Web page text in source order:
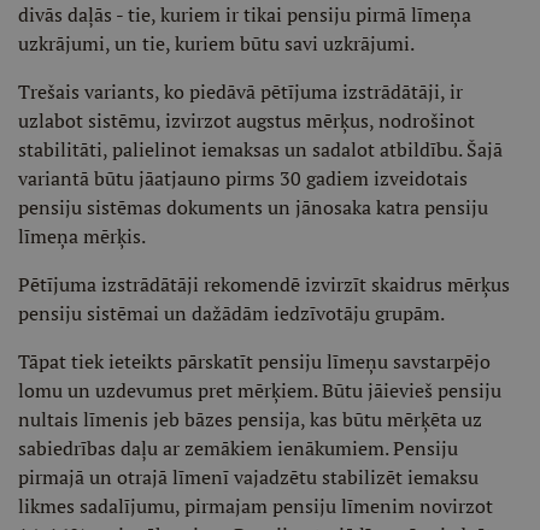
divās daļās - tie, kuriem ir tikai pensiju pirmā līmeņa
uzkrājumi, un tie, kuriem būtu savi uzkrājumi.
Trešais variants, ko piedāvā pētījuma izstrādātāji, ir
uzlabot sistēmu, izvirzot augstus mērķus, nodrošinot
stabilitāti, palielinot iemaksas un sadalot atbildību. Šajā
variantā būtu jāatjauno pirms 30 gadiem izveidotais
pensiju sistēmas dokuments un jānosaka katra pensiju
līmeņa mērķis.
Pētījuma izstrādātāji rekomendē izvirzīt skaidrus mērķus
pensiju sistēmai un dažādām iedzīvotāju grupām.
Tāpat tiek ieteikts pārskatīt pensiju līmeņu savstarpējo
lomu un uzdevumus pret mērķiem. Būtu jāievieš pensiju
nultais līmenis jeb bāzes pensija, kas būtu mērķēta uz
sabiedrības daļu ar zemākiem ienākumiem. Pensiju
pirmajā un otrajā līmenī vajadzētu stabilizēt iemaksu
likmes sadalījumu, pirmajam pensiju līmenim novirzot